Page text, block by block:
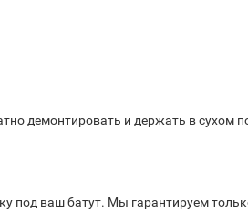
демонтировать и держать в сухом
под ваш батут. Мы гарантируем